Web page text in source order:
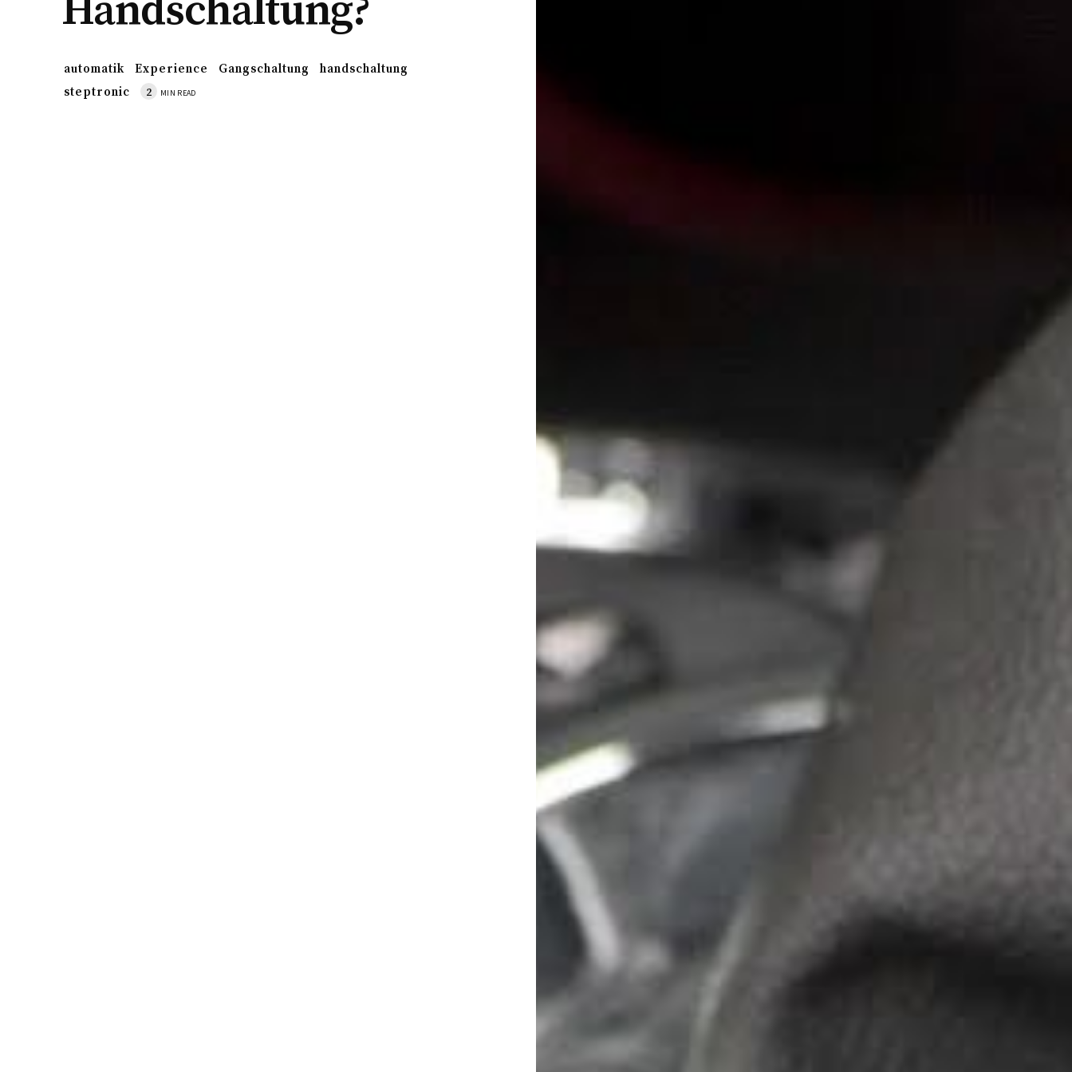
Handschaltung?
automatik Experience Gangschaltung
handschaltung
steptronic
2 MIN READ